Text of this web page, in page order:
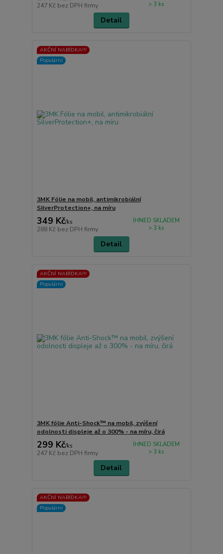
247 Kč bez DPH firmy
> 3 ks
Detail
AKČNÍ NABÍDKA!!!
Populární
3MK Fólie na mobil, antimikrobiální
SilverProtection+, na míru
349 Kč/ks
288 Kč bez DPH firmy
IHNED SKLADEM
> 3 ks
Detail
AKČNÍ NABÍDKA!!!
Populární
3MK fólie Anti-Shock™ na mobil, zvýšení
odolnosti displeje až o 300% - na míru, čirá
299 Kč/ks
247 Kč bez DPH firmy
IHNED SKLADEM
> 3 ks
Detail
AKČNÍ NABÍDKA!!!
Populární